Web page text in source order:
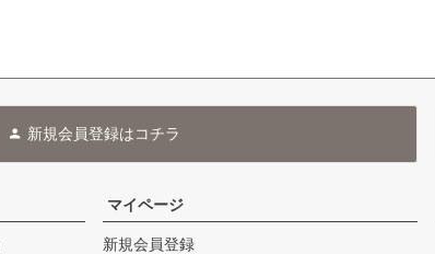
新規会員登録はコチラ
マイページ
新規会員登録